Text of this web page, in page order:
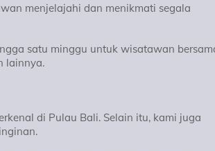
menjelajahi dan menikmati segala
satu minggu untuk wisatawan
lainnya.
di Pulau Bali. Selain itu, kami juga